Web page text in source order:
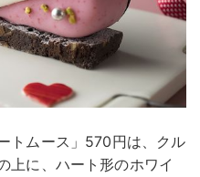
トムース」570円は、クル
上に、ハート形のホワイ